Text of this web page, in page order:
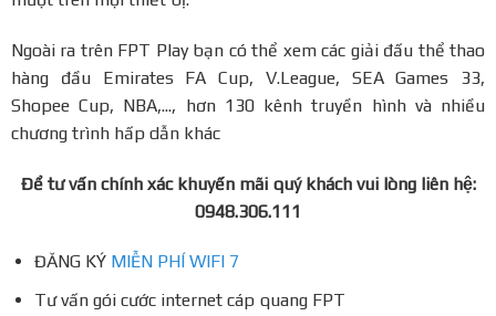
Ngoài ra trên FPT Play bạn có thể xem các giải đấu thể thao
hàng đầu Emirates FA Cup, V.League, SEA Games 33,
Shopee Cup, NBA,..., hơn 130 kênh truyền hình và nhiều
chương trình hấp dẫn khác
Để tư vấn chính xác khuyến mãi quý khách vui lòng liên hệ:
0948.306.111
ĐĂNG KÝ MIỄN PHÍ WIFI 7
Tư vấn gói cước internet cáp quang FPT